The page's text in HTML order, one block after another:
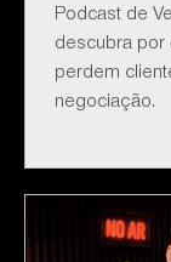
Podcast de
descubra por
perdem
negociação.